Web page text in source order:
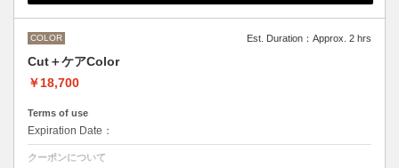
COLOR Est. Duration：Approx. 2 hrs
Cut＋ケアColor
￥18,700
Terms of use
Expiration Date：
クーポンについて